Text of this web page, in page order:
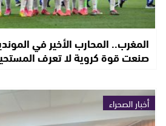
المغرب.. المحارب الأخير في
صنعت قوة كروية لا تعرف
أخبار الصحراء